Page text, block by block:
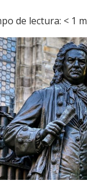
de lectura: < 1